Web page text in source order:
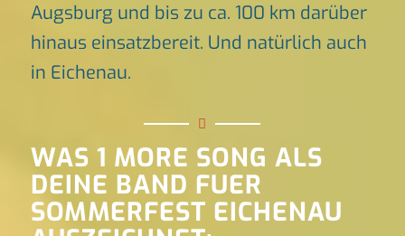
Augsburg und bis zu ca. 100 km darüber
hinaus einsatzbereit. Und natürlich auch
in Eichenau.
WAS 1 MORE SONG ALS
DEINE BAND FUER
SOMMERFEST EICHENAU